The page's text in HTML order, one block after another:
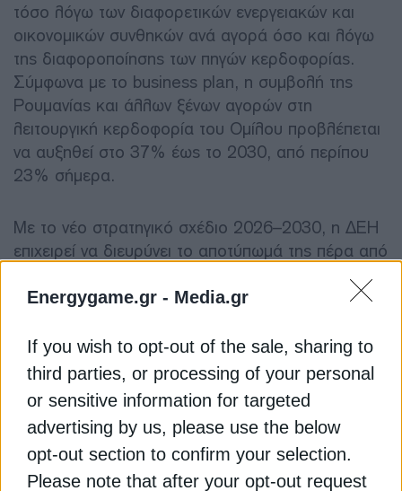
Energygame.gr - Media.gr
If you wish to opt-out of the sale, sharing to
third parties, or processing of your personal
or sensitive information for targeted
advertising by us, please use the below
opt-out section to confirm your selection.
Please note that after your opt-out request
τόσο λόγω των διαφορετικών ενεργειακών και
οικονομικών συνθηκών ανά αγορά όσο και λόγω
της διαφοροποίησης των πηγών κερδοφορίας.
Σύμφωνα με το business plan, η συμβολή της
Ρουμανίας και άλλων ξένων αγορών στη
λειτουργική κερδοφορία του Ομίλου προβλέπεται
να αυξηθεί στο 37% έως το 2030, από περίπου
23% σήμερα.
Με το νέο στρατηγικό σχέδιο 2026–2030, η ΔΕΗ
επιχειρεί να διευρύνει το αποτύπωμά της πέρα από
τη Νοτιοανατολική Ευρώπη και προς την Κεντρική
Ευρώπη, εντάσσοντας στο πλάνο οργανικής
Ουγγαρία, η Πολωνία και η Σλοβακία.
Παράλληλα, ο Όμιλος σχεδιάζει σημαντική
ενίσχυση της παρουσίας του στις ΑΠΕ, στις
ευέλικτες μονάδες φυσικού αερίου, στα
συστήματα αποθήκευσης ενέργειας, αλλά και στις
ψηφιακές υποδομές και εφαρμογές τεχνητής
νοημοσύνης.